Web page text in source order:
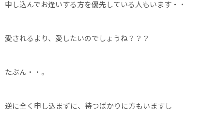
申し込んでお逢いする方を優先している人もいます・・
愛されるより、愛したいのでしょうね？？？
たぶん・・。
逆に全く申し込まずに、待つばかりに方もいますし